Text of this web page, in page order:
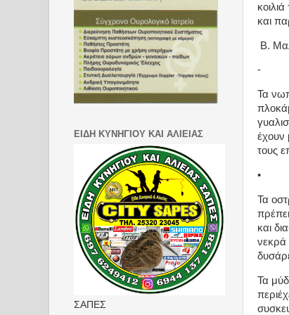
και
Β.
-
Τα
έχουν
τους
•
Τα
και
νεκρά
Τα
ΕΙΔΗ ΚΥΝΗΓΙΟΥ ΚΑΙ ΑΛΙΕΙΑΣ
ΣΑΠΕΣ